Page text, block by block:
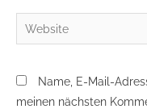
Website
Name, E-Mail-
meinen nächsten